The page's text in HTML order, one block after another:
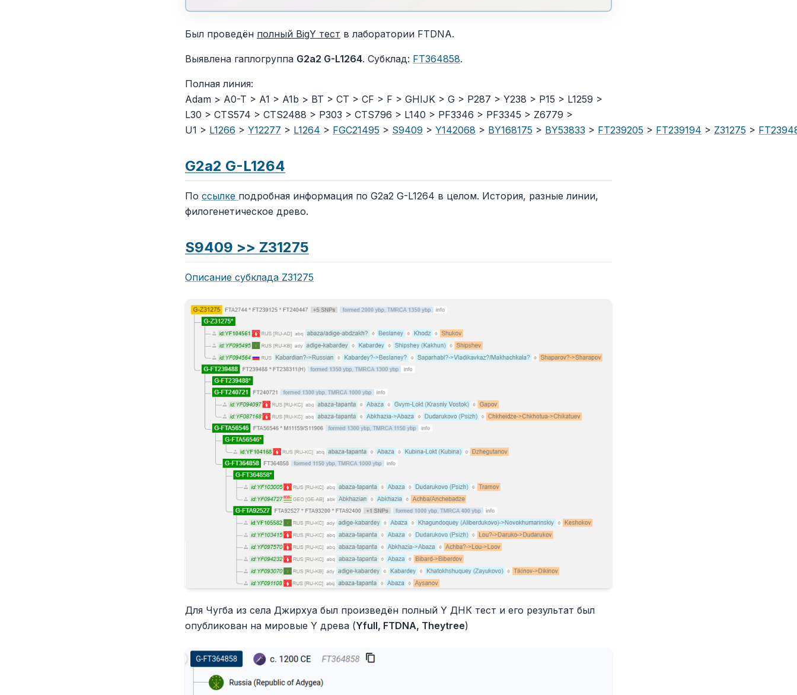
Был проведён полный BigY тест в лаборатории FTDNA.
Выявлена гаплогруппа G2a2 G-L1264. Cубклад: FT364858.
Полная линия:
Adam > A0-T > A1 > A1b > BT > CT > CF > F > GHIJK > G > P287 > Y238 > P15 > L1259 >
L30 > CTS574 > CTS2488 > P303 > CTS796 > L140 > PF3346 > PF3345 > Z6779 >
U1 > L1266 > Y12277 > L1264 > FGC21495 > S9409 > Y142068 > BY168175 > BY53833 > FT239205 > FT239194 > Z31275 >
G2a2 G-L1264
По ссылке подробная информация по G2a2 G-L1264 в целом. История, разные линии,
филогенетическое древо.
S9409 >> Z31275
Описание субклада Z31275
Для Чугба из села Джирхуа был произведён полный Y ДНК тест и его результат был
опубликован на мировые Y древа (Yfull, FTDNA, Theytree)